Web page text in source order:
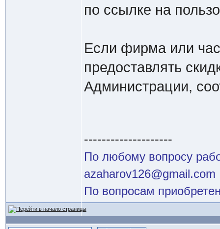
по ссылке на
Если фирма или
предоставлять
Администрации,
--------------------
По любому вопросу
azaharov126@gmail.com
По вопросам